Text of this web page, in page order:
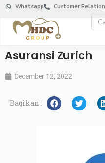
Whatsapp Customer Relation
Asuransi Zurich
December 12, 2022
Bagikan :